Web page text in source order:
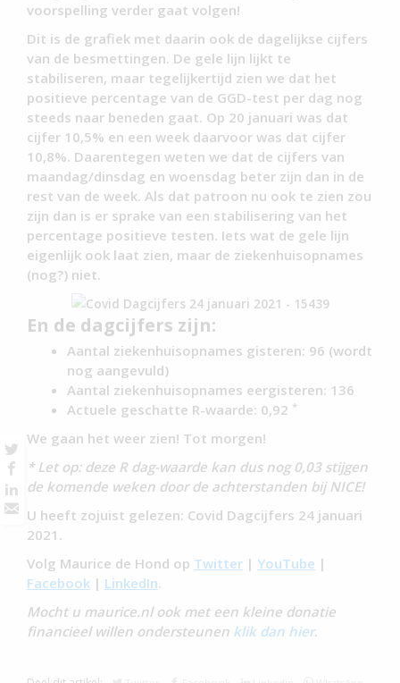
voorspelling verder gaat volgen!
Dit is de grafiek met daarin ook de dagelijkse cijfers
van de besmettingen. De gele lijn lijkt te
stabiliseren, maar tegelijkertijd zien we dat het
positieve percentage van de GGD-test per dag nog
steeds naar beneden gaat. Op 20 januari was dat
cijfer 10,5% en een week daarvoor was dat cijfer
10,8%. Daarentegen weten we dat de cijfers van
maandag/dinsdag en woensdag beter zijn dan in de
rest van de week. Als dat patroon nu ook te zien zou
zijn dan is er sprake van een stabilisering van het
percentage positieve testen. Iets wat de gele lijn
eigenlijk ook laat zien, maar de ziekenhuisopnames
(nog?) niet.
En de dagcijfers zijn:
Aantal ziekenhuisopnames gisteren: 96 (wordt
nog aangevuld)
Aantal ziekenhuisopnames eergisteren: 136
Actuele geschatte R-waarde: 0,92 *
We gaan het weer zien! Tot morgen!
* Let op: deze R dag-waarde kan dus nog 0,03 stijgen
de komende weken door de achterstanden bij NICE!
U heeft zojuist gelezen: Covid Dagcijfers 24 januari
2021.
Volg Maurice de Hond op Twitter | YouTube |
Facebook | LinkedIn.
Mocht u maurice.nl ook met een kleine donatie
financieel willen ondersteunen klik dan hier.